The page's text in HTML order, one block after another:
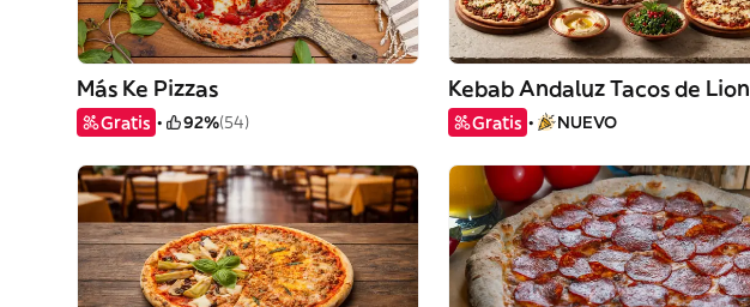
Más Ke Pizzas
Gratis 92%(54)
Kebab Andaluz Tacos de Lion
Gratis NUEVO